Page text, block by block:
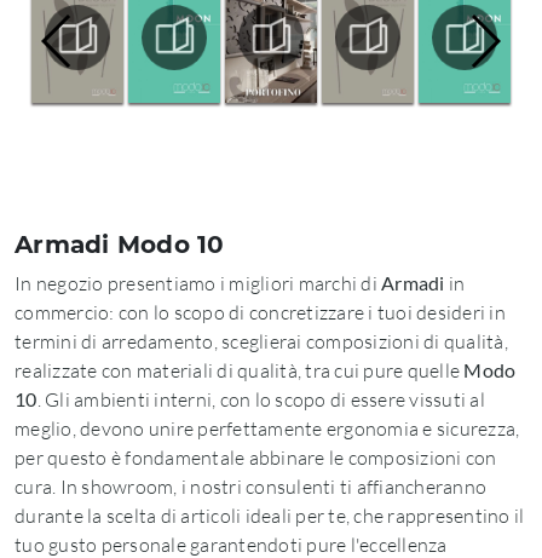
Armadi Modo 10
In negozio presentiamo i migliori marchi di Armadi in
commercio: con lo scopo di concretizzare i tuoi desideri in
termini di arredamento, sceglierai composizioni di qualità,
realizzate con materiali di qualità, tra cui pure quelle Modo
10. Gli ambienti interni, con lo scopo di essere vissuti al
meglio, devono unire perfettamente ergonomia e sicurezza,
per questo è fondamentale abbinare le composizioni con
cura. In showroom, i nostri consulenti ti affiancheranno
durante la scelta di articoli ideali per te, che rappresentino il
tuo gusto personale garantendoti pure l'eccellenza